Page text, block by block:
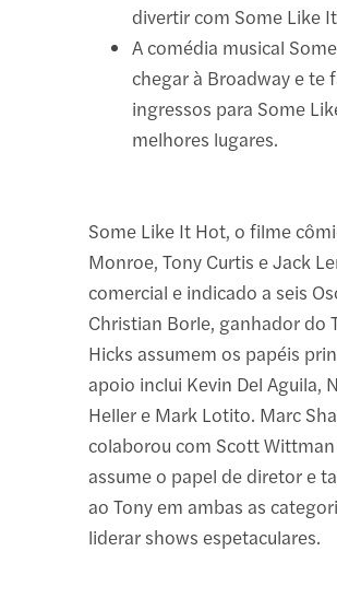
divertir com Some Like
A comédia musical
chegar à Broadway e te
ingressos para Some
melhores lugares.
Some Like It Hot, o filme
Monroe, Tony Curtis e Jack
comercial e indicado a seis
Christian Borle, ganhador do
Hicks assumem os papéis
apoio inclui Kevin Del Aguila,
Heller e Mark Lotito. Marc
colaborou com Scott
assume o papel de diretor e
ao Tony em ambas as
liderar shows espetaculares.